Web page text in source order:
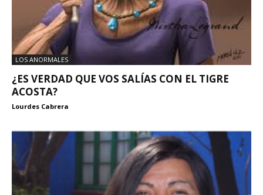
LOS ANORMALES
¿ES VERDAD QUE VOS SALÍAS CON EL TIGRE
ACOSTA?
Lourdes Cabrera